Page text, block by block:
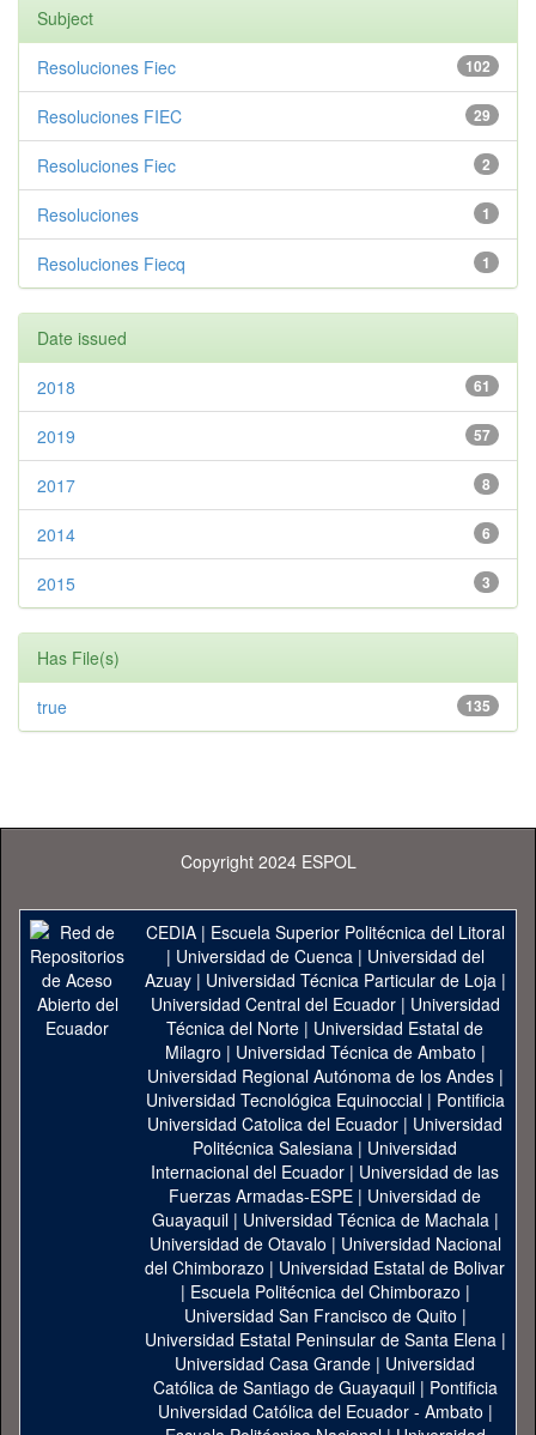
Subject
102
Resoluciones Fiec
29
Resoluciones FIEC
2
Resoluciones Fiec
1
Resoluciones
1
Resoluciones Fiecq
Date issued
61
2018
57
2019
8
2017
6
2014
3
2015
Has File(s)
135
true
Copyright 2024 ESPOL
CEDIA| Escuela Superior Politécnica del Litoral
| Universidad de Cuenca| Universidad del
Azuay| Universidad Técnica Particular de Loja|
Universidad Central del Ecuador| Universidad
Técnica del Norte | Universidad Estatal de
Milagro | Universidad Técnica de Ambato |
Universidad Regional Autónoma de los Andes|
Universidad Tecnológica Equinoccial| Pontificia
Universidad Catolica del Ecuador | Universidad
Politécnica Salesiana | Universidad
Internacional del Ecuador | Universidad de las
Fuerzas Armadas-ESPE | Universidad de
Guayaquil| Universidad Técnica de Machala|
Universidad de Otavalo | Universidad Nacional
del Chimborazo | Universidad Estatal de Bolivar
| Escuela Politécnica del Chimborazo |
Universidad San Francisco de Quito |
Universidad Estatal Peninsular de Santa Elena|
Universidad Casa Grande | Universidad
Católica de Santiago de Guayaquil| Pontificia
Universidad Católica del Ecuador - Ambato |